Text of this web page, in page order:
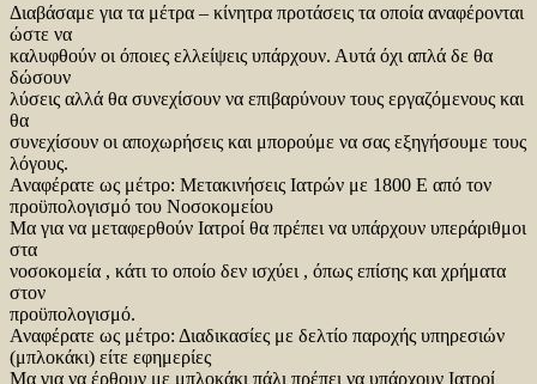
Διαβάσαμε για τα μέτρα – κίνητρα προτάσεις τα οποία αναφέρονται
ώστε να
καλυφθούν οι όποιες ελλείψεις υπάρχουν. Αυτά όχι απλά δε θα
δώσουν
λύσεις αλλά θα συνεχίσουν να επιβαρύνουν τους εργαζόμενους και
θα
συνεχίσουν οι αποχωρήσεις και μπορούμε να σας εξηγήσουμε τους
λόγους.
Αναφέρατε ως μέτρο: Μετακινήσεις Ιατρών με 1800 Ε από τον
προϋπολογισμό του Νοσοκομείου
Μα για να μεταφερθούν Ιατροί θα πρέπει να υπάρχουν υπεράριθμοι
στα
νοσοκομεία , κάτι το οποίο δεν ισχύει , όπως επίσης και χρήματα
στον
προϋπολογισμό.
Αναφέρατε ως μέτρο: Διαδικασίες με δελτίο παροχής υπηρεσιών
(μπλοκάκι) είτε εφημερίες
Μα για να έρθουν με μπλοκάκι πάλι πρέπει να υπάρχουν Ιατροί